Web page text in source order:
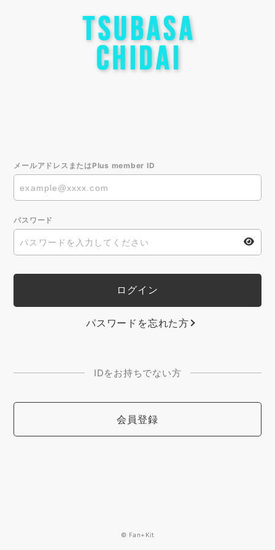
メールアドレスまたはPlus member ID
パスワード
パスワードを忘れた方
IDをお持ちでない方
会員登録
© Fan+Kit